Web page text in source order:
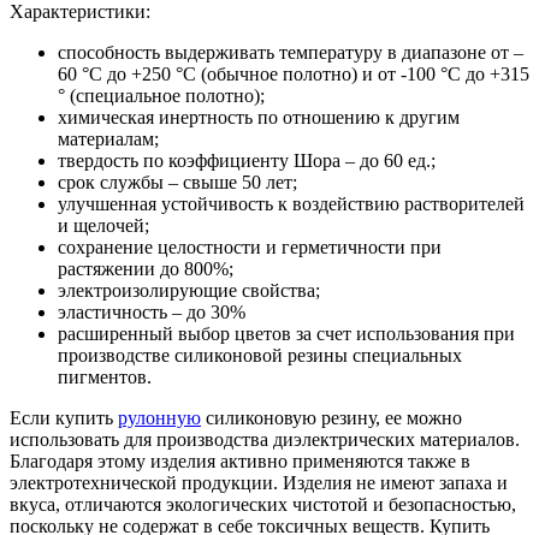
Характеристики:
способность выдерживать температуру в диапазоне от –
60 °С до +250 °С (обычное полотно) и от -100 °С до +315
° (специальное полотно);
химическая инертность по отношению к другим
материалам;
твердость по коэффициенту Шора – до 60 ед.;
срок службы – свыше 50 лет;
улучшенная устойчивость к воздействию растворителей
и щелочей;
сохранение целостности и герметичности при
растяжении до 800%;
электроизолирующие свойства;
эластичность – до 30%
расширенный выбор цветов за счет использования при
производстве силиконовой резины специальных
пигментов.
Если купить рулонную силиконовую резину, ее можно
использовать для производства диэлектрических материалов.
Благодаря этому изделия активно применяются также в
электротехнической продукции. Изделия не имеют запаха и
вкуса, отличаются экологических чистотой и безопасностью,
поскольку не содержат в себе токсичных веществ. Купить